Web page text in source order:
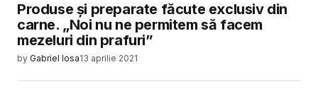
Produse și preparate făcute exclusiv din
carne. „Noi nu ne permitem să facem
mezeluri din prafuri”
by Gabriel Iosa13 aprilie 2021